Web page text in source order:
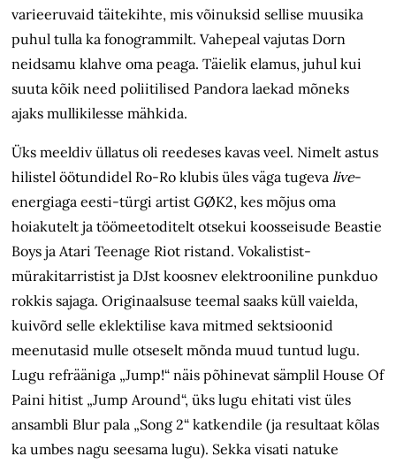
varieeruvaid täitekihte, mis võinuksid sellise muusika
puhul tulla ka fonogrammilt. Vahepeal vajutas Dorn
neidsamu klahve oma peaga. Täielik elamus, juhul kui
suuta kõik need poliitilised Pandora laekad mõneks
ajaks mullikilesse mähkida.
Üks meeldiv üllatus oli reedeses kavas veel. Nimelt astus
hilistel öötundidel Ro-Ro klubis üles väga tugevalive-
energiaga eesti-türgi artist GØK2, kes mõjus oma
hoiakutelt ja töömeetoditelt otsekui koosseisude Beastie
Boys ja Atari Teenage Riot ristand. Vokalistist-
mürakitarristist ja DJst koosnev elektrooniline punkduo
rokkis sajaga. Originaalsuse teemal saaks küll vaielda,
kuivõrd selle eklektilise kava mitmed sektsioonid
meenutasid mulle otseselt mõnda muud tuntud lugu.
Lugu refrääniga „Jump!“ näis põhinevat sämplil House Of
Paini hitist „Jump Around“, üks lugu ehitati vist üles
ansambli Blur pala „Song 2“ katkendile (ja resultaat kõlas
ka umbes nagu seesama lugu). Sekka visati natuke